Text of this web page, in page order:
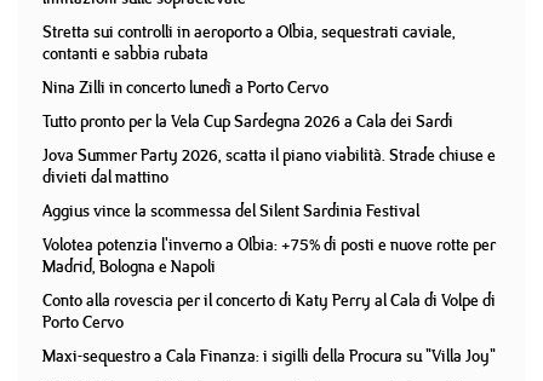
Stretta sui controlli in aeroporto a Olbia, sequestrati caviale,
contanti e sabbia rubata
Nina Zilli in concerto lunedì a Porto Cervo
Tutto pronto per la Vela Cup Sardegna 2026 a Cala dei Sardi
Jova Summer Party 2026, scatta il piano viabilità. Strade chiuse e
divieti dal mattino
Aggius vince la scommessa del Silent Sardinia Festival
Volotea potenzia l'inverno a Olbia: +75% di posti e nuove rotte per
Madrid, Bologna e Napoli
Conto alla rovescia per il concerto di Katy Perry al Cala di Volpe di
Porto Cervo
Maxi-sequestro a Cala Finanza: i sigilli della Procura su "Villa Joy"